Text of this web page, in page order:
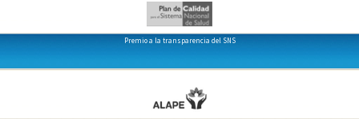
Premio a la transparencia del SNS